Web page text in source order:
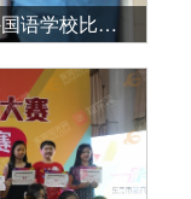
2010年东莞市英语口语大赛虎门外国语学校比赛现场